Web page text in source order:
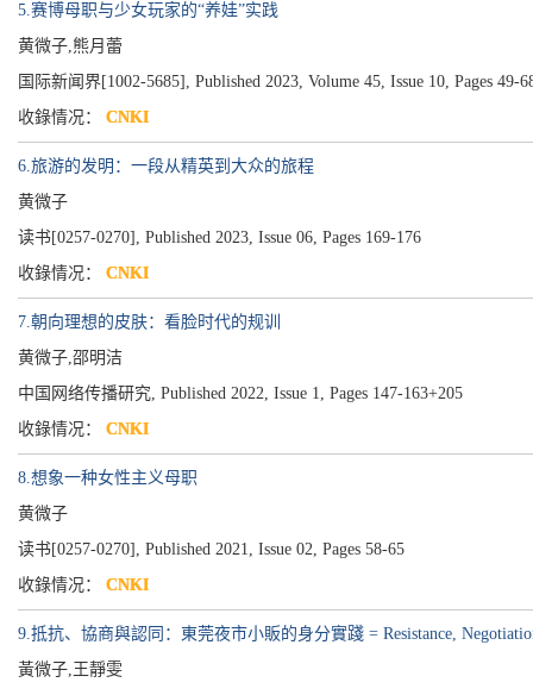
5.赛博母职与少女玩家的“养娃”实践
黄微子,熊月蕾
国际新闻界[1002-5685], Published 2023, Volume 45, Issue 10, Pages 49-
收錄情况： CNKI
6.旅游的发明：一段从精英到大众的旅程
黄微子
读书[0257-0270], Published 2023, Issue 06, Pages 169-176
收錄情况： CNKI
7.朝向理想的皮肤：看脸时代的规训
黄微子,邵明洁
中国网络传播研究, Published 2022, Issue 1, Pages 147-163+205
收錄情况： CNKI
8.想象一种女性主义母职
黄微子
读书[0257-0270], Published 2021, Issue 02, Pages 58-65
收錄情况： CNKI
9.抵抗、協商與認同：東莞夜市小販的身分實踐 = Resistance,
黃微子,王靜雯